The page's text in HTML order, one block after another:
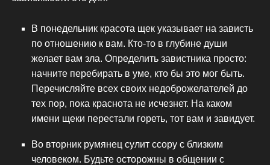
В понедельник красота щек указывает на зависть
по отношению к вам. Кто-то в глубине души
желает вам зла. Определить завистника просто:
начните перебирать в уме, кто бы это мог быть.
Перечисляйте всех своих недоброжелателей до
тех пор, пока краснота не исчезнет. На каком
имени щеки перестали гореть, тот вам и завидует.
Во вторник румянец сулит ссору с близким
человеком. Будьте осторожны в общении с